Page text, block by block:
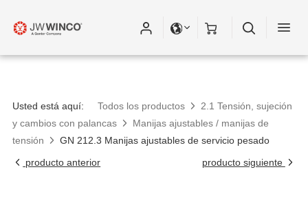
Usted está aquí: Todos los productos
2.1 Tensión, sujeción
y cambios con palancas
Manijas ajustables / manijas de
tensión
GN 212.3 Manijas ajustables de servicio pesado
producto anterior
producto siguiente